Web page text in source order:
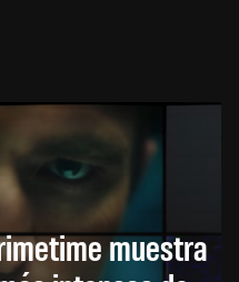
muestra